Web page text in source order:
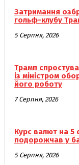
Затримання
гольф-клубу
5 Серпня, 2026
Трамп
із міністром
його роботу
7 Серпня, 2026
Курс валют на 5
подорожчав у
5 Серпня, 2026